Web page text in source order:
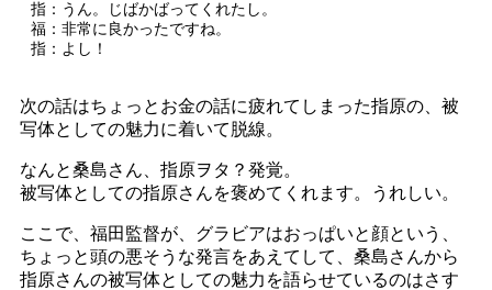
指：うん。じばかばってくれたし。
福：非常に良かったですね。
指：よし！
次の話はちょっとお金の話に疲れてしまった指原の、被
写体としての魅力に着いて脱線。
なんと桑島さん、指原ヲタ？発覚。
被写体としての指原さんを褒めてくれます。うれしい。
ここで、福田監督が、グラビアはおっぱいと顔という、
ちょっと頭の悪そうな発言をあえてして、桑島さんから
指原さんの被写体としての魅力を語らせているのはさす